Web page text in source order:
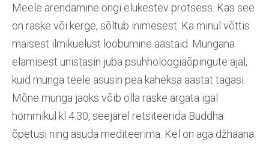
Meele arendamine ongi elukestev protsess. Kas see
on raske või kerge, sõltub inimesest. Ka minul võttis
maisest ilmikuelust loobumine aastaid. Mungana
elamisest unistasin juba psühholoogiaõpingute ajal,
kuid munga teele asusin pea kaheksa aastat tagasi.
Mõne munga jaoks võib olla raske ärgata igal
hommikul kl 4.30, seejärel retsiteerida Buddha
õpetusi ning asuda mediteerima. Kel on aga džhaana